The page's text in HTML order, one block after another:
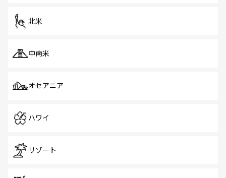
北米
中南米
オセアニア
ハワイ
リゾート